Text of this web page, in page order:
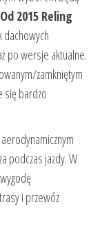
2015 Reling
dachowych
po wersje aktualne.
zamkniętym
się bardzo
podczas jazdy. W
i przewóz